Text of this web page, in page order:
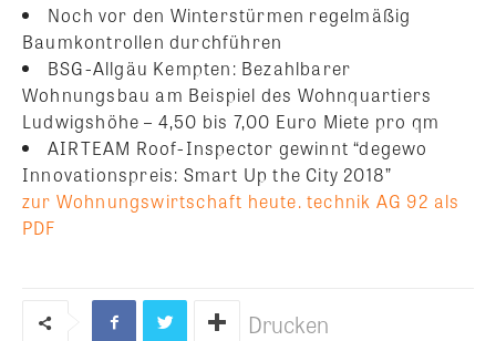
Noch vor den Winterstürmen regelmäßig
Baumkontrollen durchführen
BSG-Allgäu Kempten: Bezahlbarer
Wohnungsbau am Beispiel des Wohnquartiers
Ludwigshöhe – 4,50 bis 7,00 Euro Miete pro qm
AIRTEAM Roof-Inspector gewinnt “degewo
Innovationspreis: Smart Up the City 2018”
zur Wohnungswirtschaft heute. technik AG 92 als
PDF
Drucken